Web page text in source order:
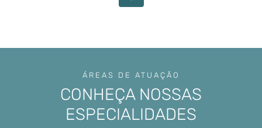
ÁREAS DE ATUAÇÃO
CONHEÇA NOSSAS
ESPECIALIDADES